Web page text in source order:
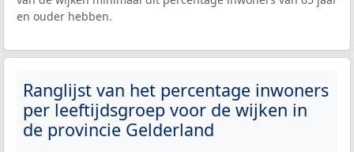
en ouder hebben.
Ranglijst van het percentage inwoners
per leeftijdsgroep voor de wijken in
de provincie Gelderland